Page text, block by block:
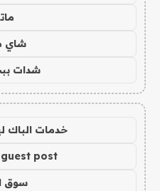
شاي
شدات
خدمات الباك
guest post مقال ضيف
سوق